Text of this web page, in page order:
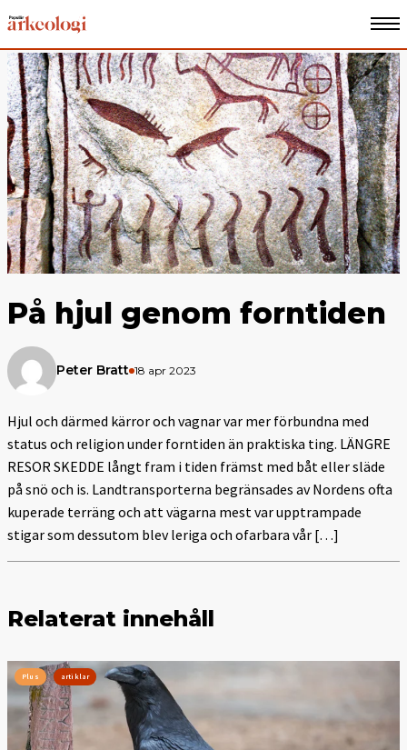
På hjul genom forntiden
Peter Bratt 18 apr 2023
Hjul och därmed kärror och vagnar var mer förbundna med
status och religion under forntiden än praktiska ting. LÄNGRE
RESOR SKEDDE långt fram i tiden främst med båt eller släde
på snö och is. Landtransporterna begränsades av Nordens ofta
kuperade terräng och att vägarna mest var upptrampade
stigar som dessutom blev leriga och ofarbara vår […]
Relaterat innehåll
Plus artiklar